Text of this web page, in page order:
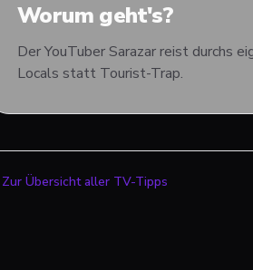
Worum geht's?
Der YouTuber Sarazar reist durchs
Locals statt Tourist-Trap.
Zur Übersicht aller TV-Tipps